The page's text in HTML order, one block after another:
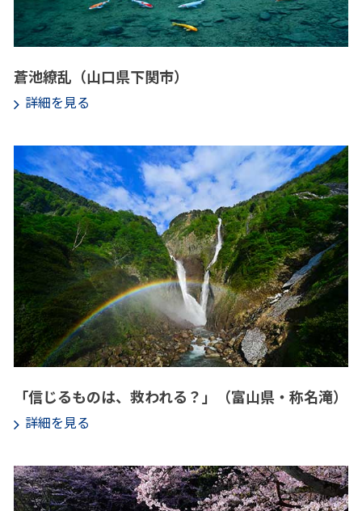
蒼池繚乱（山口県下関市）
詳細を見る
「信じるものは、救われる？」（富山県・称名滝）
詳細を見る